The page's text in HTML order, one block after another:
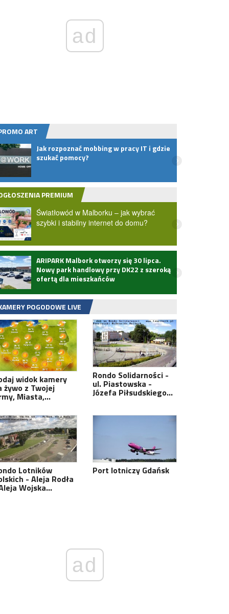
ad
ART
Jak rozpoznać mobbing w pracy IT i gdzie
szukać pomocy?
PREMIUM
Światłowód w Malborku – jak wybrać
szybki i stabilny internet do domu?
ARIPARK Malbork otworzy się 30 lipca.
Nowy park handlowy przy DK22 z szeroką
ofertą dla mieszkańców
POGODOWE LIVE
widok kamery
żywo z Twojej
Miasta,…
Rondo Solidarności -
ul. Piastowska -
Józefa Piłsudskiego…
Lotników
- Aleja Rodła
Wojska…
Port lotniczy Gdańsk
ad